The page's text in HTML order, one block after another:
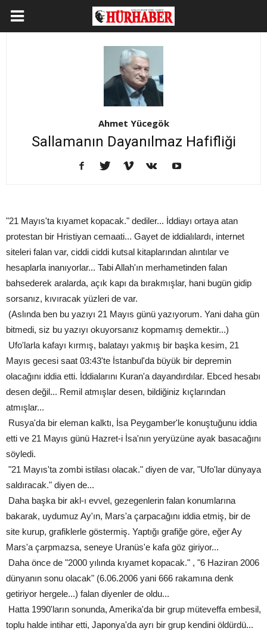
Ahmet Yücegök
Sallamanın Dayanılmaz Hafifliği
"21 Mayıs'ta kıyamet kopacak." dediler... İddiayı ortaya atan
protestan bir Hristiyan cemaati... Gayet de iddialılardı, internet
siteleri falan var, ciddi ciddi kutsal kitaplarından alıntılar ve
hesaplarla inanıyorlar... Tabi Allah'ın merhametinden falan
bahsederek aralarda, açık kapı da bırakmışlar, hani bugün gidip
sorsanız, kıvıracak yüzleri de var.
(Aslında ben bu yazıyı 21 Mayıs günü yazıyorum. Yani daha gün
bitmedi, siz bu yazıyı okuyorsanız kopmamış demektir...)
Ufo'larla kafayı kırmış, balatayı yakmış bir başka kesim, 21
Mayıs gecesi saat 03:43'te İstanbul'da büyük bir depremin
olacağını iddia etti. İddialarını Kuran'a dayandırdılar. Ebced hesabı
desen değil... Remil atmışlar desen, bildiğiniz kıçlarından
atmışlar...
Rusya'da bir eleman kalktı, İsa Peygamber'le konuştuğunu iddia
etti ve 21 Mayıs günü Hazret-i İsa'nın yeryüzüne ayak basacağını
söyledi.
"21 Mayıs'ta zombi istilası olacak." diyen de var, "Ufo'lar dünyaya
saldıracak." diyen de...
Daha başka bir akl-ı evvel, gezegenlerin falan konumlarına
bakarak, uydumuz Ay'ın, Mars'a çarpacağını iddia etmiş, bir de
site kurup, grafiklerle göstermiş. Yaptığı grafiğe göre, eğer Ay
Mars'a çarpmazsa, seneye Uranüs'e kafa göz giriyor...
Daha önce de "2000 yılında kıyamet kopacak." , "6 Haziran 2006
dünyanın sonu olacak" (6.06.2006 yani 666 rakamına denk
getiriyor hergele...) falan diyenler de oldu...
Hatta 1990'ların sonunda, Amerika'da bir grup müteveffa embesil,
toplu halde intihar etti, Japonya'da ayrı bir grup kendini öldürdü...